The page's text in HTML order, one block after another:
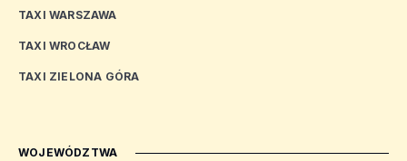
TAXI WARSZAWA
TAXI WROCŁAW
TAXI ZIELONA GÓRA
WOJEWÓDZTWA